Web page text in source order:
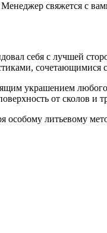
свяжется с
себя с лучшей
украшением
от сколов и
особому литьевому